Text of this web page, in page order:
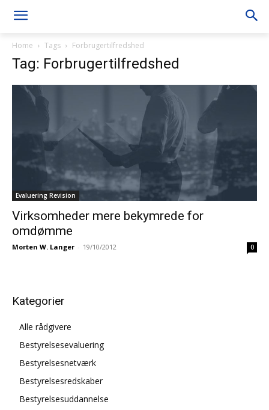
Home Tags Forbrugertilfredshed
Tag: Forbrugertilfredshed
Evaluering Revision
Virksomheder mere bekymrede for
omdømme
Morten W. Langer - 19/10/2012 0
Kategorier
Alle rådgivere
Bestyrelsesevaluering
Bestyrelsesnetværk
Bestyrelsesredskaber
Bestyrelsesuddannelse